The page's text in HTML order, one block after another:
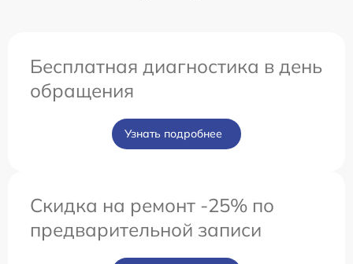
Бесплатная диагностика в день
обращения
Узнать подробнее
Скидка на ремонт -25% по
предварительной записи